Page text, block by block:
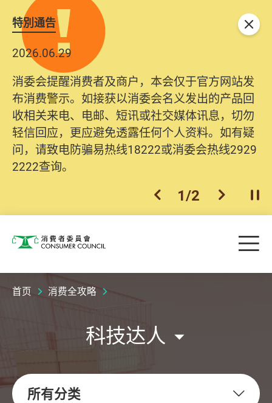
特別通告
2026.06.29
消委会提醒消费者及商户，本会仅于官方网站发
布消费警示。如接获以消委会名义发出的产品回
收相关来电、电邮、短讯或社交媒体讯息，切勿
轻信回应，更应避免透露任何个人资料。如有疑
问，请致电防骗易热线18222或消委会热线2929
2222查询。
上一个
1/2 下一个开
关闭
消费者委员会 目
首页 消费全攻略
科技达人
所有分类